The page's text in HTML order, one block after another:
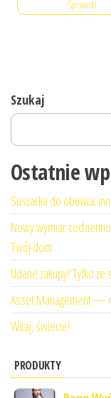
Sprawdź
Szukaj
Ostatnie
Suszarka do obuwia:
Nowy wymiar
Twój dom
Udane zakupy? Tylko
Asset Management —
Witaj, świecie!
PRODUKTY